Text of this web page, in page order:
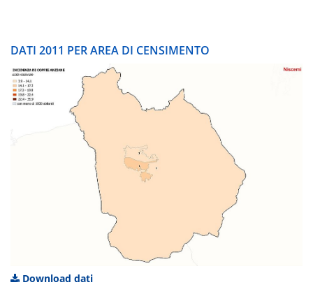
DATI 2011 PER AREA DI CENSIMENTO
Download dati